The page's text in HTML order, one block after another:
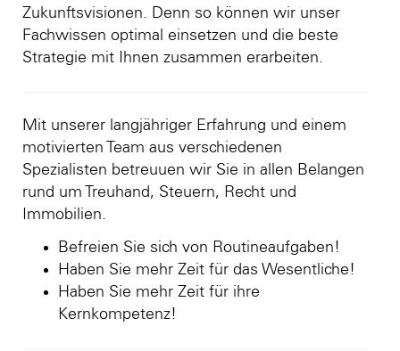
Zukunftsvisionen. Denn so können wir unser
Fachwissen optimal einsetzen und die beste
Strategie mit Ihnen zusammen erarbeiten.
Mit unserer langjähriger Erfahrung und einem
motivierten Team aus verschiedenen
Spezialisten betreuuen wir Sie in allen Belangen
rund um Treuhand, Steuern, Recht und
Immobilien.
Befreien Sie sich von Routineaufgaben!
Haben Sie mehr Zeit für das Wesentliche!
Haben Sie mehr Zeit für ihre
Kernkompetenz!